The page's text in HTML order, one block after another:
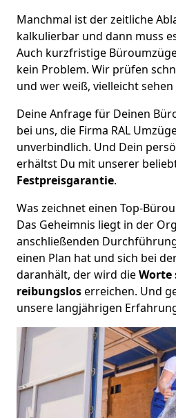
Manchmal ist der zeitliche
kalkulierbar und dann muss
Auch kurzfristige
kein Problem. Wir prüfen
und wer weiß, vielleicht
Deine Anfrage für Deinen
bei uns, die Firma RAL
unverbindlich. Und Dein
erhältst Du mit unserer
Festpreisgarantie.
Was zeichnet einen Top-
Das Geheimnis liegt in der
anschließenden
einen Plan hat und sich bei
daranhält, der wird dieWorte
reibungsloserreichen. Und
unsere langjährigen